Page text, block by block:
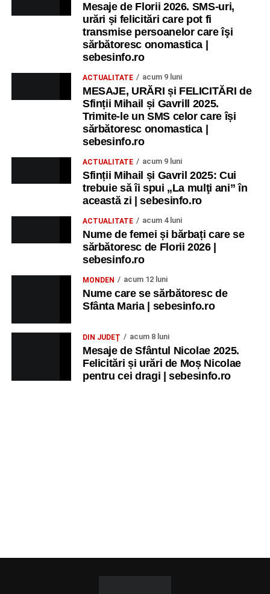
Mesaje de Florii 2026. SMS-uri,
urări și felicitări care pot fi
transmise persoanelor care îşi
sărbătoresc onomastica |
sebesinfo.ro
ACTUALITATE acum 9 luni
MESAJE, URĂRI și FELICITĂRI de
Sfinții Mihail și Gavrill 2025.
Trimite-le un SMS celor care își
sărbătoresc onomastica |
sebesinfo.ro
ACTUALITATE acum 9 luni
Sfinții Mihail și Gavril 2025: Cui
trebuie să îi spui „La mulţi ani” în
această zi | sebesinfo.ro
ACTUALITATE acum 4 luni
Nume de femei și bărbați care se
sărbătoresc de Florii 2026 |
sebesinfo.ro
MONDEN acum 12 luni
Nume care se sărbătoresc de
Sfânta Maria | sebesinfo.ro
DIN JUDEȚ acum 8 luni
Mesaje de Sfântul Nicolae 2025.
Felicitări și urări de Moș Nicolae
pentru cei dragi | sebesinfo.ro